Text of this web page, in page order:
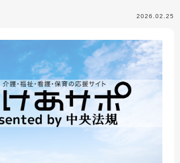
2026.02.25